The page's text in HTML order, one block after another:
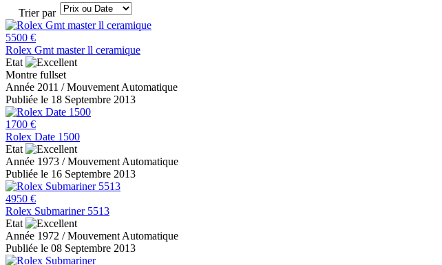
Trier par
5500 €
Rolex Gmt master ll ceramique
Etat
Montre fullset
Année 2011 / Mouvement Automatique
Publiée le 18 Septembre 2013
1700 €
Rolex Date 1500
Etat
Année 1973 / Mouvement Automatique
Publiée le 16 Septembre 2013
4950 €
Rolex Submariner 5513
Etat
Année 1972 / Mouvement Automatique
Publiée le 08 Septembre 2013